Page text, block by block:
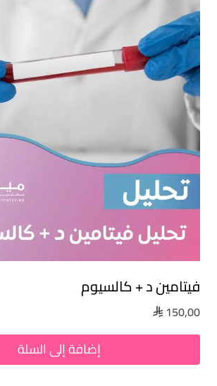
فيتامين د + كالسيوم
 150,00
إضافة إلى السلة